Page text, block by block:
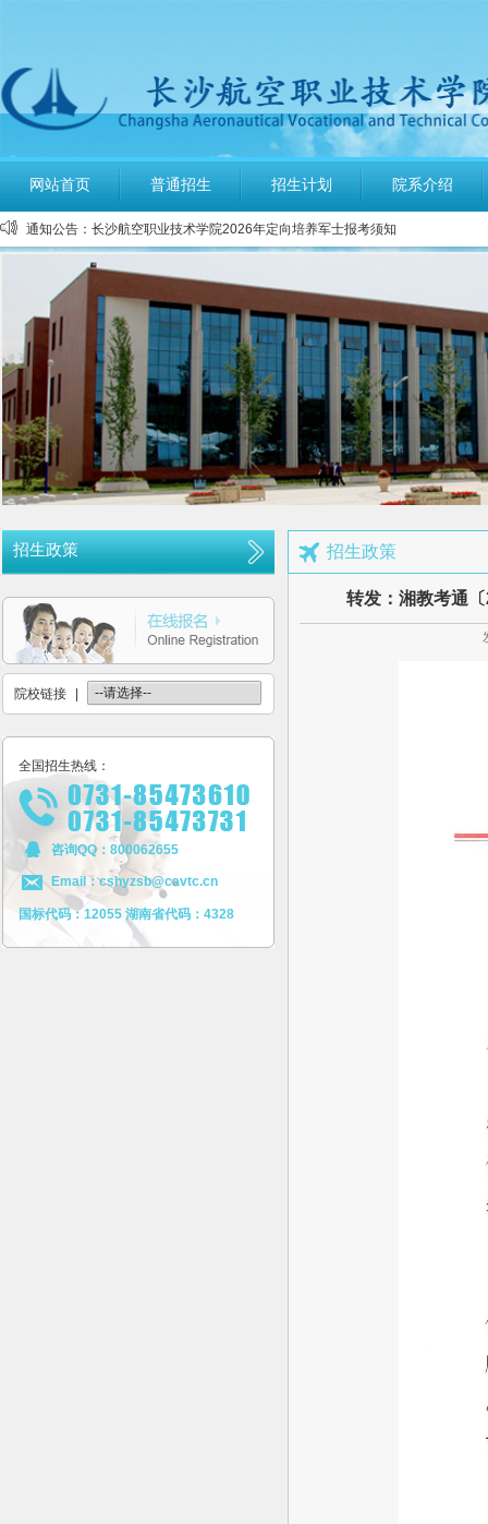
网站首页 普通招生 招生计划 院系介绍
通知公告：
公布2026年高考招生录取使用电话号码
长沙航空职业技术学院空中乘务、机场运行服务与管理报考须知
多少分可报考长沙航空职业技术学院
长沙航空职业技术学院2026年定向培养军士报考须知
长沙航空职业技术学院2026年报考指南
长沙航空职业技术学院2026年招生计划发布
长沙航空职业技术学院2026年招生章程
2026年单招录取分数线及录取名单公示
2026年单独招生一志愿考试成绩查询
关于参加2026年单独招生考试的温馨提示
公布2026年高考招生录取使用电话号码
长沙航空职业技术学院空中乘务、机场运行服务与管理报考须知
多少分可报考长沙航空职业技术学院
长沙航空职业技术学院2026年定向培养军士报考须知
长沙航空职业技术学院2026年报考指南
长沙航空职业技术学院2026年招生计划发布
长沙航空职业技术学院2026年招生章程
2026年单招录取分数线及录取名单公示
2026年单独招生一志愿考试成绩查询
关于参加2026年单独招生考试的温馨提示
招生政策
院校链接
全国招生热线：
咨询QQ：800062655
Email：cshyzsb@cavtc.cn
国标代码：12055 湖南省代码：4328
招生政策
转发：湘教考通